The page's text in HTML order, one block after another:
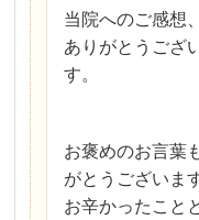
当院へのご感想
ありがとうござ
す。
お褒めのお言葉
がとうございま
お辛かったこと